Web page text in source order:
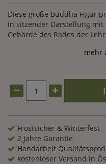
Diese große Buddha Figur
in sitzender Darstellung
Gebärde des Rades der
Lehre, die anderen Finger
klassische Darstellung des
lehrenden Buddhas, sitzend
Unser sitzender Buddha
Basanit gehauen und ist
frostsicher. Die Buddha
so dass sich eine
Garten anbietet. Diese
Naturstein ist ein Unikat,
besondere Atmosphäre
mehr
Frostsicher & Winterfest
2 Jahre Garantie
Handarbeit
kostenloser Versand in